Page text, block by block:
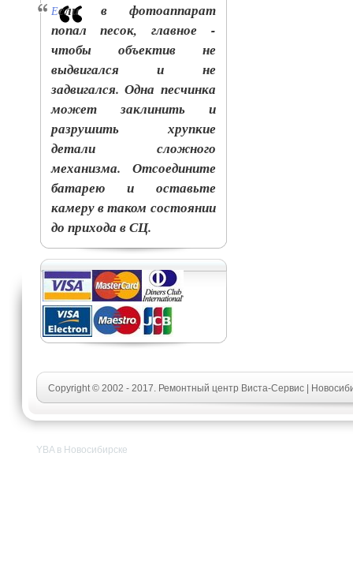
Если в фотоаппарат
попал песок, главное -
чтобы объектив не
выдвигался и не
задвигался. Одна песчинка
может заклинить и
разрушить хрупкие
детали сложного
механизма. Отсоедините
батарею и оставьте
камеру в таком состоянии
до прихода в СЦ.
Copyright © 2002 - 2017. Ремонтный центр Виста-Сервис |
YBA в Новосибирске